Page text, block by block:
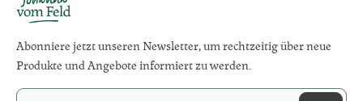
Abonniere jetzt unseren Newsletter, um rechtzeitig über neue
Produkte und Angebote informiert zu werden.
E-Mail-Adresse*